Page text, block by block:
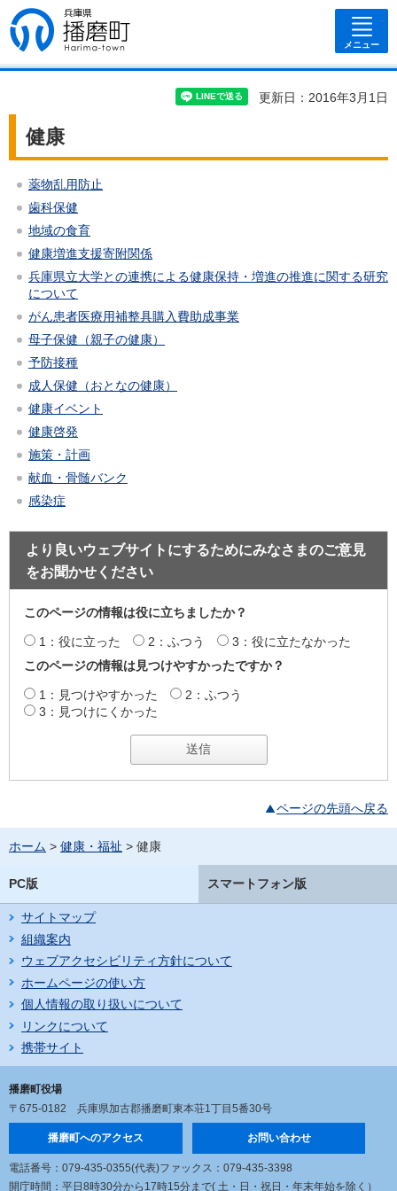
兵庫県 播磨
町
メニュー
更新日：2016年3月1日
健康
薬物乱用防止
歯科保健
地域の食育
健康増進支援寄附関係
兵庫県立大学との連携による健康保持・増進の推進に関する研究
について
がん患者医療用補整具購入費助成事業
母子保健（親子の健康）
予防接種
成人保健（おとなの健康）
健康イベント
健康啓発
施策・計画
献血・骨髄バンク
感染症
より良いウェブサイトにするためにみなさまのご意見
をお聞かせください
このページの情報は役に立ちましたか？
1：役に立った 2：ふつう
3：役に立たなかった
このページの情報は見つけやすかったですか？
1：見つけやすかった
2：ふつう
3：見つけにくかった
ページの先頭へ戻る
ホーム > 健康・福祉 > 健康
PC版 スマートフォン版
サイトマップ
組織案内
ウェブアクセシビリティ方針について
ホームページの使い方
個人情報の取り扱いについて
リンクについて
携帯サイト
播磨町役場
〒675-0182 兵庫県加古郡播磨町東本荘1丁目5番30号
播磨町へのアクセス お問い合わせ
電話番号：079-435-0355(代表)ファックス：079-435-3398
開庁時間：平日8時30分から17時15分まで( 土・日・祝日・年末年始を除く）